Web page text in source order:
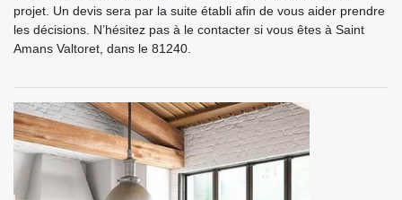
projet. Un devis sera par la suite établi afin de vous aider prendre
les décisions. N’hésitez pas à le contacter si vous êtes à Saint
Amans Valtoret, dans le 81240.